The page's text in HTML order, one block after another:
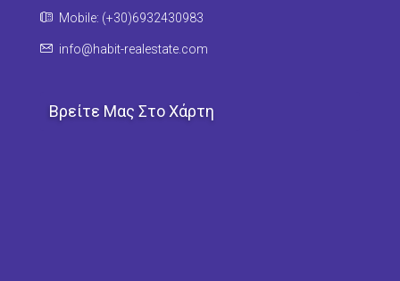
Mobile: (+30)6932430983
info@habit-realestate.com
Βρείτε Μας Στο Χάρτη